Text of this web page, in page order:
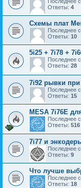
Ответы: 4
Схемы плат
Последнее
Ответы: 10
5i25 + 7i78 +
Последнее
Ответы: 28
7i92 рывки
Последнее
Ответы: 15
MESA 7i76E
Последнее
Ответы: 516
7i77 и
Последнее
Ответы: 9
Что лучше
Последнее
Ответы: 18